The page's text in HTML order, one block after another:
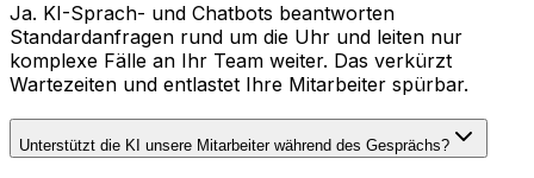
Ja. KI-Sprach- und Chatbots beantworten
Standardanfragen rund um die Uhr und leiten nur
komplexe Fälle an Ihr Team weiter. Das verkürzt
Wartezeiten und entlastet Ihre Mitarbeiter spürbar.
Unterstützt die KI unsere Mitarbeiter während des Gesprächs?